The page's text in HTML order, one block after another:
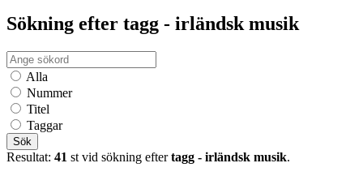
Sökning efter tagg - irländsk musik
Alla
Nummer
Titel
Taggar
Sök
Resultat: 41 st vid sökning eftertagg - irländsk musik.